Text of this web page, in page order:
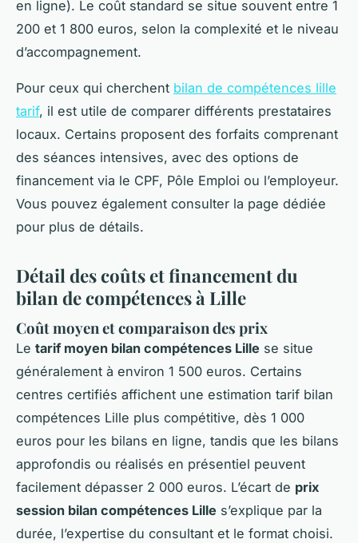
en ligne). Le coût standard se situe souvent entre 1
200 et 1 800 euros, selon la complexité et le niveau
d’accompagnement.
Pour ceux qui cherchent bilan de compétences lille
tarif, il est utile de comparer différents prestataires
locaux. Certains proposent des forfaits comprenant
des séances intensives, avec des options de
financement via le CPF, Pôle Emploi ou l’employeur.
Vous pouvez également consulter la page dédiée
pour plus de détails.
Détail des coûts et financement du
bilan de compétences à Lille
Coût moyen et comparaison des prix
Le tarif moyen bilan compétences Lille se situe
généralement à environ 1 500 euros. Certains
centres certifiés affichent une estimation tarif bilan
compétences Lille plus compétitive, dès 1 000
euros pour les bilans en ligne, tandis que les bilans
approfondis ou réalisés en présentiel peuvent
facilement dépasser 2 000 euros. L’écart de prix
session bilan compétences Lille s’explique par la
durée, l’expertise du consultant et le format choisi.